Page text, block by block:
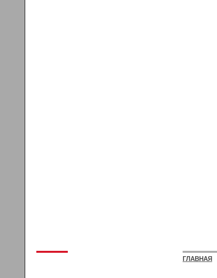
ГЛАВНАЯ